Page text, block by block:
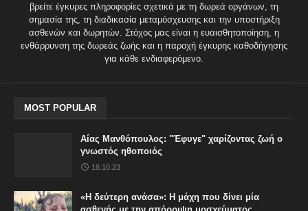
βρείτε έγκυρες πληροφορίες σχετικά με τη δωρεά οργάνων, τη
σημασία της, τη διαδικασία μεταμόσχευσης και την υποστήριξη
ασθενών και δωρητών. Στόχος μας είναι η ευαισθητοποίηση, η
ενθάρρυνση της δωρεάς ζωής και η παροχή έγκυρης καθοδήγησης
για κάθε ενδιαφερόμενο.
MOST POPULAR
Αίας Μανθόπουλος: "Έφυγε" χαρίζοντας ζωή ο
γνωστός ηθοποιός
18.10.23
«Η δεύτερη ανάσα»: Η μάχη που δίνει μία